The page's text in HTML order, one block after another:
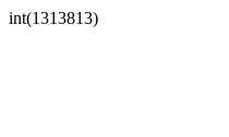
int(1313813)